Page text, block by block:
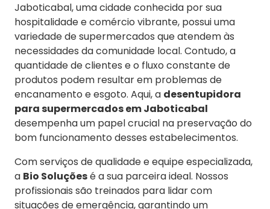
Jaboticabal, uma cidade conhecida por sua
hospitalidade e comércio vibrante, possui uma
variedade de supermercados que atendem às
necessidades da comunidade local. Contudo, a
quantidade de clientes e o fluxo constante de
produtos podem resultar em problemas de
encanamento e esgoto. Aqui, a desentupidora
para supermercados em Jaboticabal
desempenha um papel crucial na preservação do
bom funcionamento desses estabelecimentos.
Com serviços de qualidade e equipe especializada,
a Bio Soluçõesé a sua parceira ideal. Nossos
profissionais são treinados para lidar com
situações de emergência, garantindo um